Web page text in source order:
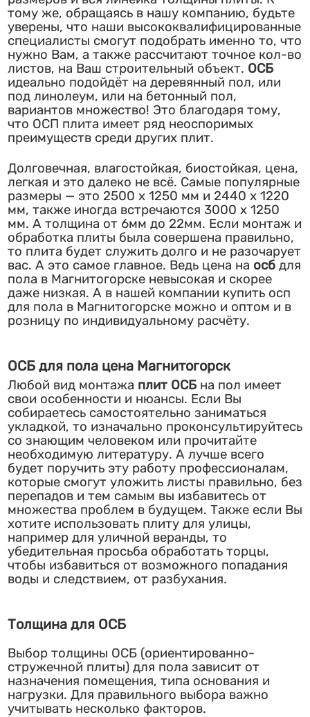
тому же, обращаясь в нашу компанию, будьте
уверены, что наши высококвалифицированные
специалисты смогут подобрать именно то, что
нужно Вам, а также рассчитают точное кол-во
листов, на Ваш строительный объект. ОСБ
идеально подойдёт на деревянный пол, или
под линолеум, или на бетонный пол,
вариантов множество! Это благодаря тому,
что ОСП плита имеет ряд неоспоримых
преимуществ среди других плит.
Долговечная, влагостойкая, биостойкая, цена,
легкая и это далеко не всё. Самые популярные
размеры — это 2500 х 1250 мм и 2440 х 1220
мм, также иногда встречаются 3000 х 1250
мм. А толщина от 6мм до 22мм. Если монтаж и
обработка плиты была совершена правильно,
то плита будет служить долго и не разочарует
вас. А это самое главное. Ведь цена на осбдля
пола в Магнитогорске невысокая и скорее
даже низкая. А в нашей компании купить осп
для пола в Магнитогорске можно и оптом и в
розницу по индивидуальному расчёту.
ОСБ для пола цена Магнитогорск
Любой вид монтажа плит ОСБна пол имеет
свои особенности и нюансы. Если Вы
собираетесь самостоятельно заниматься
укладкой, то изначально проконсультируйтесь
со знающим человеком или прочитайте
необходимую литературу. А лучше всего
будет поручить эту работу профессионалам,
которые смогут уложить листы правильно, без
перепадов и тем самым вы избавитесь от
множества проблем в будущем. Также если Вы
хотите использовать плиту для улицы,
например для уличной веранды, то
убедительная просьба обработать торцы,
чтобы избавиться от возможного попадания
воды и следствием, от разбухания.
Толщина для ОСБ
Выбор толщины ОСБ (ориентированно-
стружечной плиты) для пола зависит от
назначения помещения, типа основания и
нагрузки. Для правильного выбора важно
учитывать несколько факторов.